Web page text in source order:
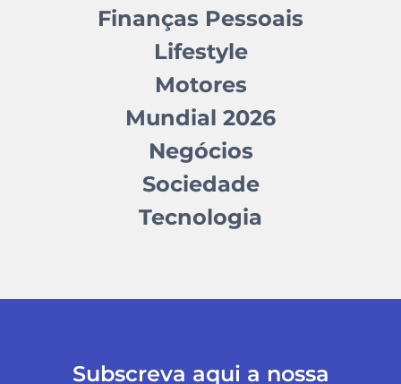
Finanças Pessoais
Lifestyle
Motores
Mundial 2026
Negócios
Sociedade
Tecnologia
Subscreva aqui a nossa